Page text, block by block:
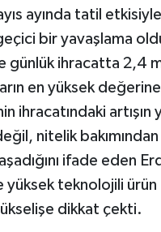
ayında tatil
bir yavaşlama
günlük ihracatta 2,4
en yüksek
ihracatındaki artışın
nitelik
ifade eden
yüksek teknolojili ürün
dikkat çekti.